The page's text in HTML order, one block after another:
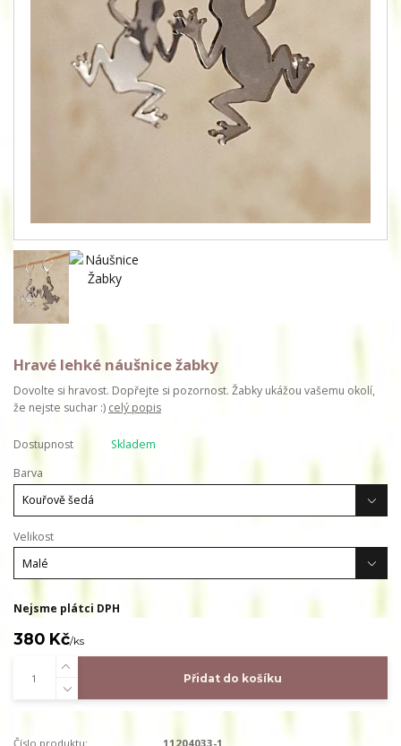
Hravé lehké náušnice žabky
Dovolte si hravost. Dopřejte si pozornost. Žabky ukážou vašemu okolí,
že nejste suchar :) celý popis
Dostupnost
Skladem
Barva
Velikost
Nejsme plátci DPH
380 Kč/ks
Přidat do košíku
Číslo produktu:
11204033-1